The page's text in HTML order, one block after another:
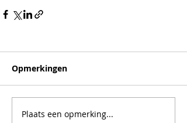
Opmerkingen
Plaats een opmerking...